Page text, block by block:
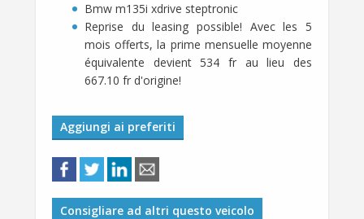
Bmw m135i xdrive steptronic
Reprise du leasing possible! Avec les 5
mois offerts, la prime mensuelle moyenne
équivalente devient 534 fr au lieu des
667.10 fr d'origine!
Aggiungi ai preferiti
Consigliare ad altri questo veicolo